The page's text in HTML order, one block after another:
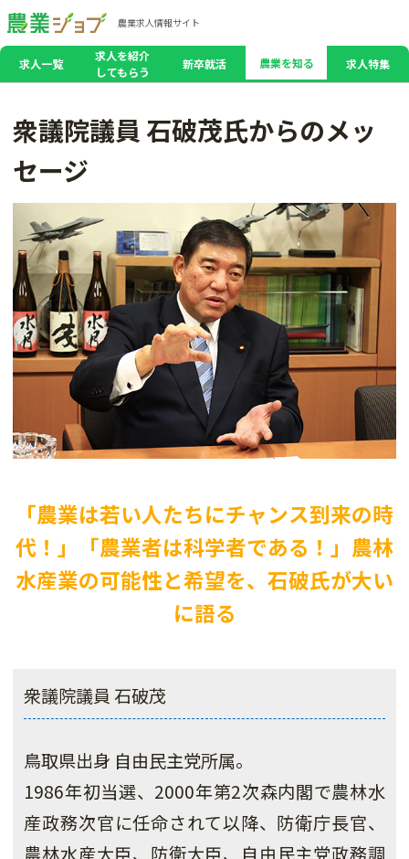
農業求人情報サイト
求人一覧
求人を紹介
してもらう
新卒就活 農業を知る 求人特集
衆議院議員 石破茂氏からのメッ
セージ
「農業は若い人たちにチャンス到来の時
代！」「農業者は科学者である！」農林
水産業の可能性と希望を、石破氏が大い
に語る
衆議院議員 石破茂
鳥取県出身 自由民主党所属。
1986年初当選、2000年第2次森内閣で農林水
産政務次官に任命されて以降、防衛庁長官、